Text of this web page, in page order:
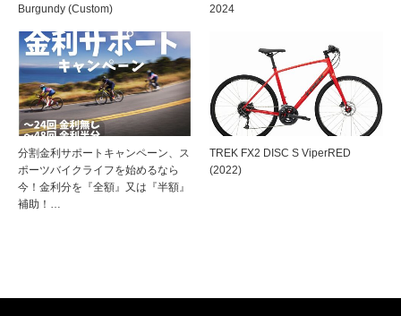
Burgundy (Custom)
2024
分割金利サポートキャンペーン、ス
ポーツバイクライフを始めるなら
今！金利分を『全額』又は『半額』
補助！…
TREK FX2 DISC S ViperRED
(2022)